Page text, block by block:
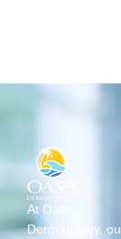
At Oasis
Dermatology,